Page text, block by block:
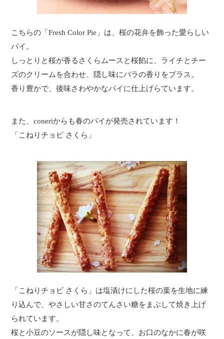
こちらの「Fresh Color Pie」は、桜の花弁を飾った愛らしい
パイ。
しっとりと桜が香るさくらムースと桜餡に、ライチとチー
ズのクリームを合わせ、隠し味にバラの香りをプラス。
香り豊かで、後味さわやかなパイに仕上げらています。
また、coneriからも春のパイが発売されています！
「こねりチョビ さくら」
「こねりチョビ さくら」は塩漬けにした桜の葉を生地に練
り込んで、やさしい甘さのてんさい糖をまぶして焼き上げ
られています。
桜と小豆のソースが隠し味となって、お口のなかに春が咲